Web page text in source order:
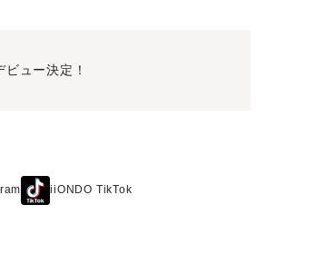
ュー決定！
iiONDO TikTok